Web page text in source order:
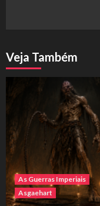
Veja Também
As Guerras Imperiais
Asgaehart